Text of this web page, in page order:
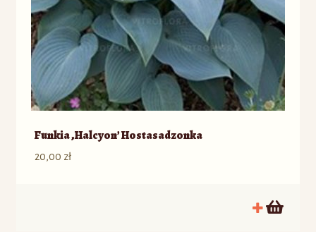
Funkia ‚Halcyon’ Hostasadzonka
20,00 zł